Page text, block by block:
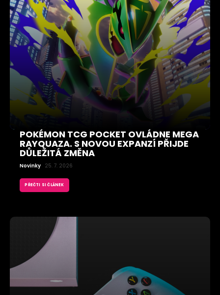
POKÉMON TCG POCKET OVLÁDNE MEGA
RAYQUAZA. S NOVOU EXPANZÍ PŘIJDE
DŮLEŽITÁ ZMĚNA
Novinky 25. 7. 2026
PŘEČTI SI ČLÁNEK